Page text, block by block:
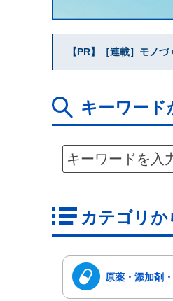
【PR】［連載］モノ
キーワード
カテゴリか
原薬・添加剤